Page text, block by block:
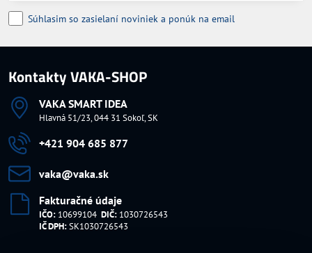
Súhlasim so zasielaní noviniek a ponúk na email
Kontakty VAKA-SHOP
VAKA SMART IDEA
Hlavná 51/23, 044 31 Sokoľ, SK
+421 904 685 877
vaka​@vaka​.sk
Fakturačné údaje
IČO: 10699104 DIČ: 1030726543
IČ DPH:SK1030726543